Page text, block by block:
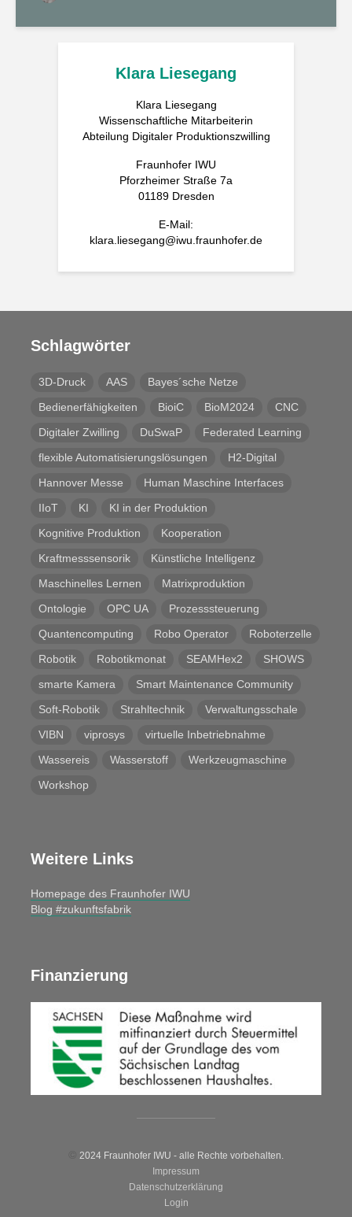
Klara Liesegang
Klara Liesegang
Wissenschaftliche Mitarbeiterin
Abteilung Digitaler Produktionszwilling
Fraunhofer IWU
Pforzheimer Straße 7a
01189 Dresden
E-Mail:
klara.liesegang@iwu.fraunhofer.de
Schlagwörter
3D-Druck AAS
Bayes´sche Netze
Bedienerfähigkeiten
BioiC BioM2024
CNC
Digitaler Zwilling
DuSwaP
Federated Learning
flexible Automatisierungslösungen
H2-Digital
Hannover Messe
Human Maschine Interfaces
IIoT
KI
KI in der Produktion
Kognitive Produktion
Kooperation
Kraftmesssensorik
Künstliche Intelligenz
Maschinelles Lernen
Matrixproduktion
Ontologie
OPC UA
Prozesssteuerung
Quantencomputing
Robo Operator
Roboterzelle
Robotik
Robotikmonat SEAMHex2
SHOWS
smarte Kamera
Smart Maintenance Community
Soft-Robotik
Strahltechnik
Verwaltungsschale
VIBN
viprosys
virtuelle Inbetriebnahme
Wassereis
Wasserstoff
Werkzeugmaschine
Workshop
Weitere Links
Homepage des Fraunhofer IWU
Blog #zukunftsfabrik
Finanzierung
2024 Fraunhofer IWU - alle Rechte vorbehalten.
Impressum
Datenschutzerklärung
Login